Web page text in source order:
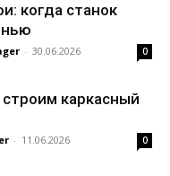
когда станок
- 30.06.2026 0
каркасный
- 11.06.2026 0